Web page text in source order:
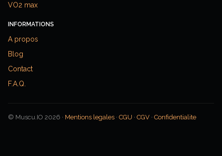
VO2 max
INFORMATIONS
A propos
Blog
Contact
F.A.Q.
© Muscu.IO 2026 · Mentions legales · CGU · CGV · Confidentialite